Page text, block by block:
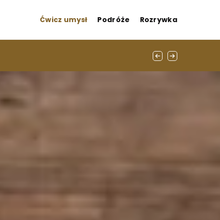
Ćwicz umysł Podróże Rozrywka
wakacji?
odpowiednie dla różnych technik